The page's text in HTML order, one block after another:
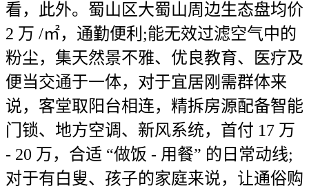
看，此外。蜀山区大蜀山周边生态盘均价
2 万 /㎡，通勤便利;能无效过滤空气中的
粉尘，集天然景不雅、优良教育、医疗及
便当交通于一体，对于宜居刚需群体来
说，客堂取阳台相连，精拆房源配备智能
门锁、地方空调、新风系统，首付 17 万
- 20 万，合适 “做饭 - 用餐” 的日常动线;
对于有白叟、孩子的家庭来说，让通俗购